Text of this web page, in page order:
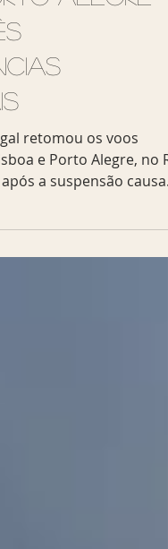
voos
Alegre
e Porto Alegre, no
a suspensão